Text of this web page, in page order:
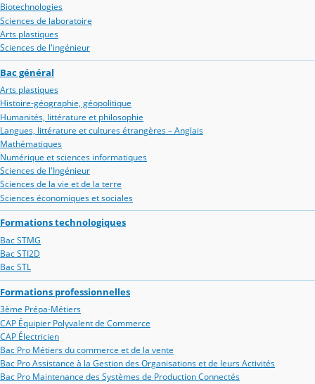
Biotechnologies
Sciences de laboratoire
Arts plastiques
Sciences de l'ingénieur
Bac général
Arts plastiques
Histoire-géographie, géopolitique
Humanités, littérature et philosophie
Langues, littérature et cultures étrangères – Anglais
Mathématiques
Numérique et sciences informatiques
Sciences de l'Ingénieur
Sciences de la vie et de la terre
Sciences économiques et sociales
Formations technologiques
Bac STMG
Bac STI2D
Bac STL
Formations professionnelles
3ème Prépa-Métiers
CAP Équipier Polyvalent de Commerce
CAP Électricien
Bac Pro Métiers du commerce et de la vente
Bac Pro Assistance à la Gestion des Organisations et de leurs Activités
Bac Pro Maintenance des Systèmes de Production Connectés